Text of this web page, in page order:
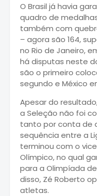
O Brasil já havia
quadro de
também com
– agora são 164,
no Rio de Janeiro,
há disputas neste
são o primeiro
segundo e México
Apesar do
a Seleção não foi
tanto por conta de
sequência entre a
terminou com o
Olímpico, no qual
para a Olimpíada
disso, Zé Roberto
atletas.